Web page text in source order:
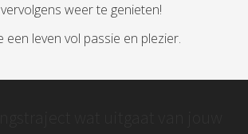
weer te genieten!
een leven vol passie en plezier.